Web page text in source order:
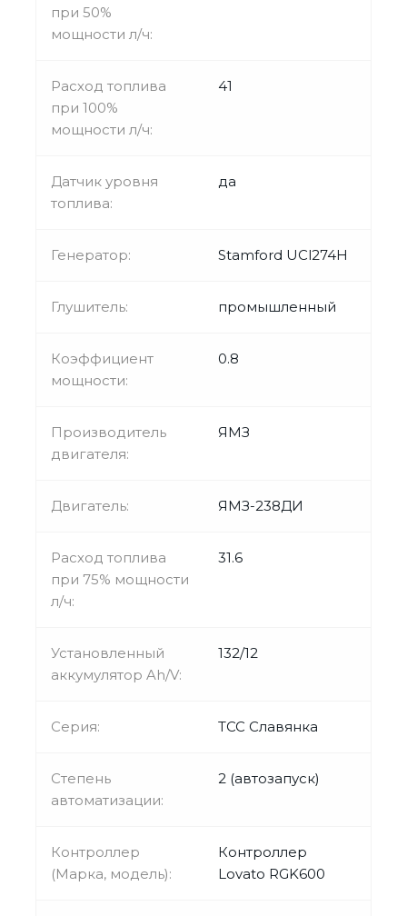
при 50%
мощности л/ч:
Расход топлива
при 100%
мощности л/ч:
41
Датчик уровня
топлива:
да
Генератор: Stamford UCl274H
Глушитель: промышленный
Коэффициент
мощности:
0.8
Производитель
двигателя:
ЯМЗ
Двигатель: ЯМЗ-238ДИ
Расход топлива
при 75% мощности
л/ч:
31.6
Установленный
аккумулятор Ah/V:
132/12
Серия: ТСС Славянка
Степень
автоматизации:
2 (автозапуск)
Контроллер
(Марка, модель):
Контроллер
Lovato RGK600